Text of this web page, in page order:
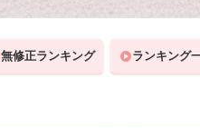
無修正ランキング ランキング